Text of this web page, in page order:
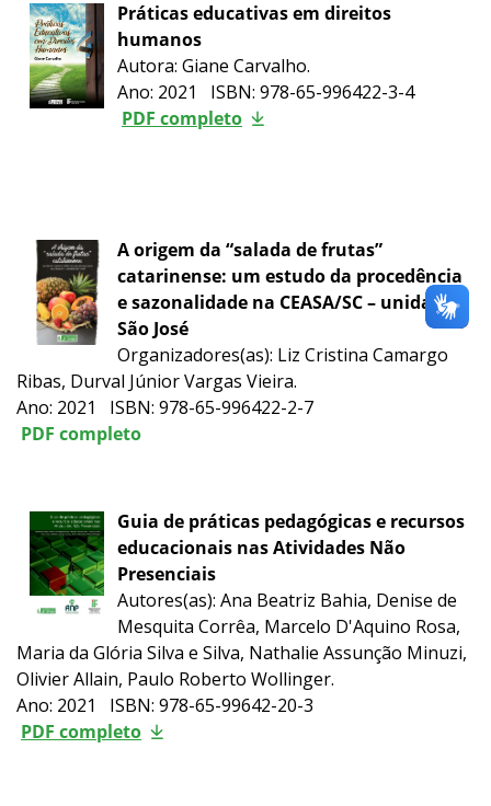
Práticas educativas em direitos
humanos
Autora: Giane Carvalho.
Ano: 2021 ISBN: 978-65-996422-3-4
PDF completo
A origem da “salada de frutas”
catarinense: um estudo da procedência
e sazonalidade na CEASA/SC – unidade
São José
Organizadores(as): Liz Cristina Camargo
Ribas, Durval Júnior Vargas Vieira.
Ano: 2021 ISBN: 978-65-996422-2-7
PDF completo
Guia de práticas pedagógicas e recursos
educacionais nas Atividades Não
Presenciais
Autores(as): Ana Beatriz Bahia, Denise de
Mesquita Corrêa, Marcelo D'Aquino Rosa,
Maria da Glória Silva e Silva, Nathalie Assunção Minuzi,
Olivier Allain, Paulo Roberto Wollinger.
Ano: 2021 ISBN: 978-65-99642-20-3
PDF completo